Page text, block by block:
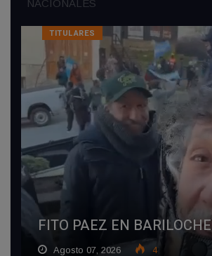
NACIONALES
TITULARES
FITO PAEZ EN BARILOCHE
Agosto 07, 2026 4